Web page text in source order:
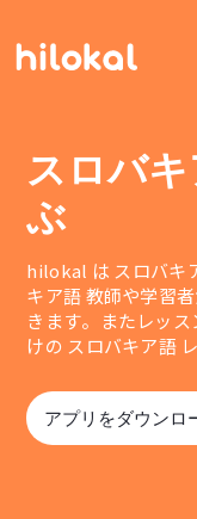
スロバ
ぶ
hilokal は スロバキ
キア語 教師や学習
きます。またレッ
けの スロバキア語
アプリをダウンロ